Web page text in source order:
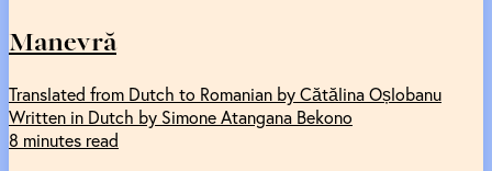
Manevră
Translated from Dutch to Romanian by Cătălina Oșlobanu
Written in Dutch by Simone Atangana Bekono
8 minutes read